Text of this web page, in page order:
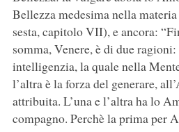
Bellezza medesima nella
sesta, capitolo VII), e ancora:
somma, Venere, è di due
intelligenzia, la quale nella
l’altra è la forza del generare,
attribuita. L’una e l’altra ha lo
compagno. Perchè la prima per